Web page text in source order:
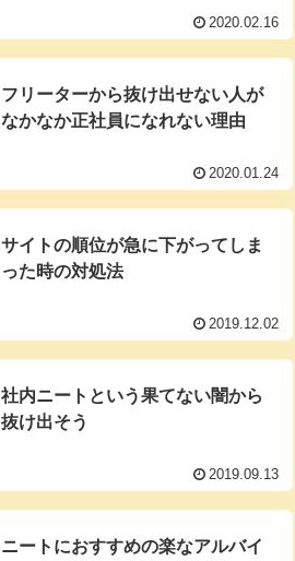
2020.02.16
フリーターから抜け出せない人が
なかなか正社員になれない理由
2020.01.24
サイトの順位が急に下がってしま
った時の対処法
2019.12.02
社内ニートという果てない闇から
抜け出そう
2019.09.13
ニートにおすすめの楽なアルバイ